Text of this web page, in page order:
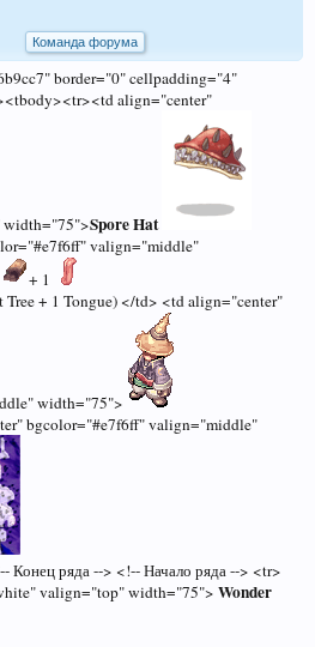
Команда форума
border="0" cellpadding="4"
align="center"
Spore Hat
valign="middle"
+ 1
Tree + 1 Tongue) </td> <td align="center"
width="75">
bgcolor="#e7f6ff" valign="middle"
ряда --> <!-- Начало ряда --> <tr>
valign="top" width="75"> Wonder